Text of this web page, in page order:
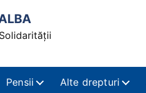
Pensii Alte drepturi